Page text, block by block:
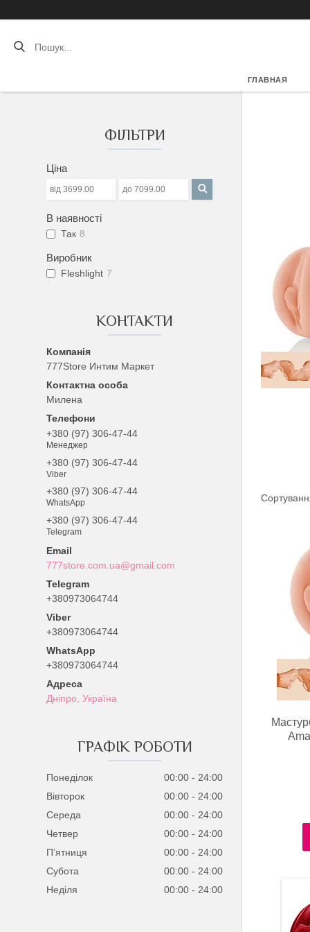
ГЛАВНАЯ
ФІЛЬТРИ
Ціна
В наявності
Так 8
Виробник
Fleshlight 7
КОНТАКТИ
777Store Интим Маркет
Милена
+380 (97) 306-47-44
Менеджер
+380 (97) 306-47-44
Viber
+380 (97) 306-47-44
WhatsApp
+380 (97) 306-47-44
Telegram
777store.com.ua@gmail.com
+380973064744
+380973064744
+380973064744
Дніпро, Україна
ГРАФІК РОБОТИ
Понеділок 00:00
24:00
Вівторок
00:00
24:00
Середа
00:00
24:00
Четвер
00:00
24:00
Пʼятниця
00:00
24:00
Субота
00:00
24:00
Неділя
00:00 24:00